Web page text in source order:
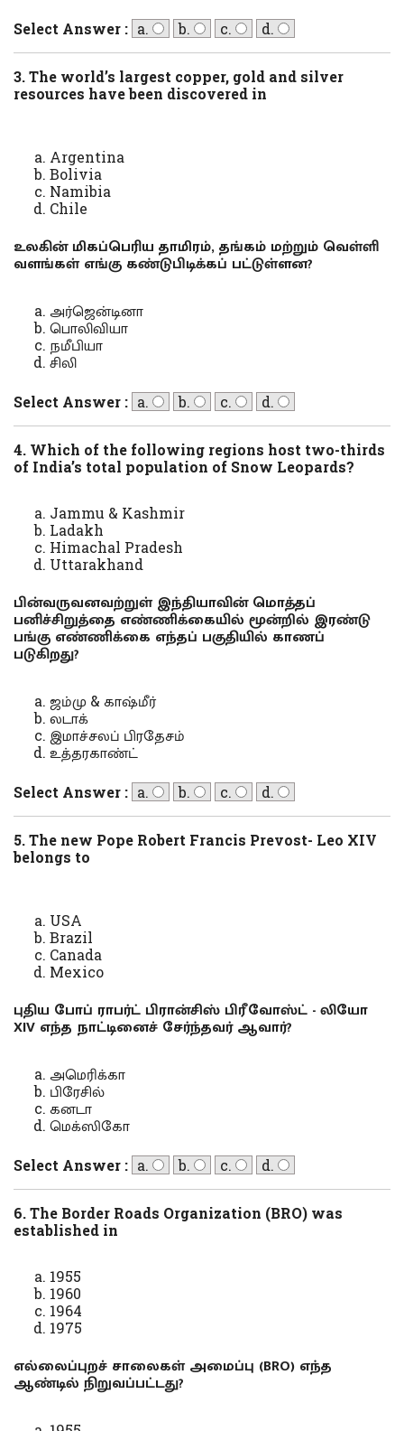
Select Answer : a. b. c. d.
3. The world’s largest copper, gold and silver
resources have been discovered in
Argentina
Bolivia
Namibia
Chile
உலகின் மிகப்பெரிய தாமிரம், தங்கம் மற்றும் வெள்ளி
வளங்கள் எங்கு கண்டுபிடிக்கப் பட்டுள்ளன?
அர்ஜென்டினா
பொலிவியா
நமீபியா
சிலி
Select Answer : a. b. c. d.
4. Which of the following regions host two-thirds
of India’s total population of Snow Leopards?
Jammu & Kashmir
Ladakh
Himachal Pradesh
Uttarakhand
பின்வருவனவற்றுள் இந்தியாவின் மொத்தப்
பனிச்சிறுத்தை எண்ணிக்கையில் மூன்றில் இரண்டு
பங்கு எண்ணிக்கை எந்தப் பகுதியில் காணப்
படுகிறது?
ஜம்மு & காஷ்மீர்
லடாக்
இமாச்சலப் பிரதேசம்
உத்தரகாண்ட்
Select Answer : a. b. c. d.
5. The new Pope Robert Francis Prevost- Leo XIV
belongs to
USA
Brazil
Canada
Mexico
புதிய போப் ராபர்ட் பிரான்சிஸ் பிரீவோஸ்ட் - லியோ
XIV எந்த நாட்டினைச் சேர்ந்தவர் ஆவார்?
அமெரிக்கா
பிரேசில்
கனடா
மெக்ஸிகோ
Select Answer : a. b. c. d.
6. The Border Roads Organization (BRO) was
established in
1955
1960
1964
1975
எல்லைப்புறச் சாலைகள் அமைப்பு (BRO) எந்த
ஆண்டில் நிறுவப்பட்டது?